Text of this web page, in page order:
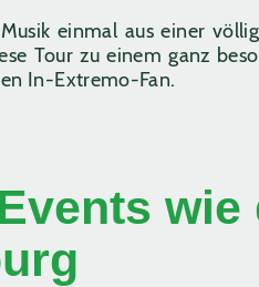
einmal aus einer
Tour zu einem ganz
In-Extremo-Fan.
wie